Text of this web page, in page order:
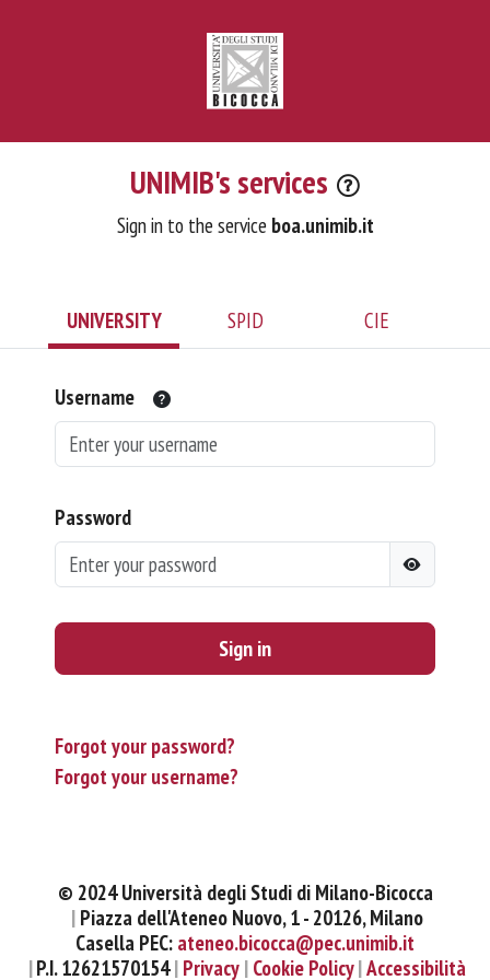
UNIMIB's services
Sign in to the service boa.unimib.it
UNIVERSITY SPID CIE
Username
Password
Sign in
Forgot your password?
Forgot your username?
© 2024 Università degli Studi di Milano-Bicocca
Piazza dell'Ateneo Nuovo, 1 - 20126, Milano
Casella PEC: ateneo.bicocca@pec.unimib.it
P.I. 12621570154 Privacy Cookie Policy Accessibilità